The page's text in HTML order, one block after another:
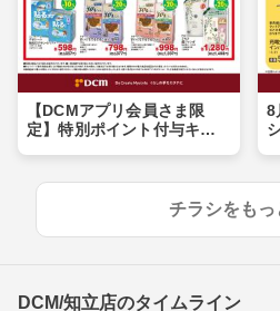
【DCMアプリ会員さま限
定】特別ポイント付与キャ
8
チラシをもっ
DCM/知立店のタイムライン